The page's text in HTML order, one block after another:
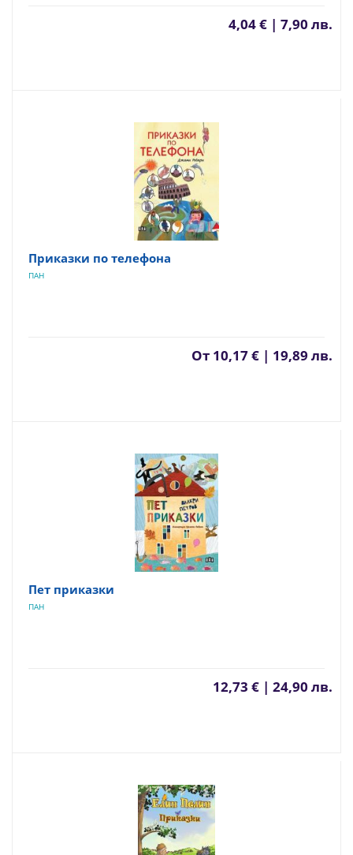
4,04 € | 7,90 лв.
Приказки по телефона
ПАН
От 10,17 € | 19,89 лв.
Пет приказки
ПАН
12,73 € | 24,90 лв.